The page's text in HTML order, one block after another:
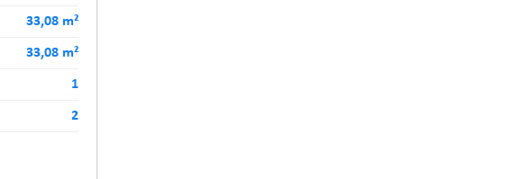
33,08 m²
33,08 m²
1
2